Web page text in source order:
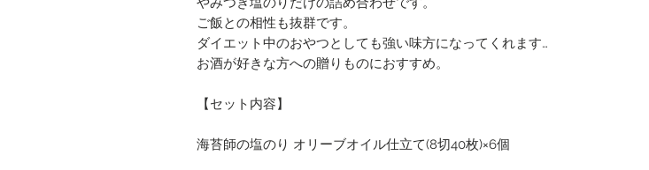
ご飯との相性も抜群です。
ダイエット中のおやつとしても強い味方になってくれます…
お酒が好きな方への贈りものにおすすめ。
【セット内容】
海苔師の塩のり オリーブオイル仕立て(8切40枚)×6個